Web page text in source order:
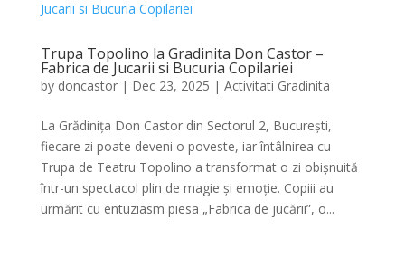
Trupa Topolino la Gradinita Don Castor –
Fabrica de Jucarii si Bucuria Copilariei
by doncastor| Dec 23, 2025 | Activitati Gradinita
La Grădinița Don Castor din Sectorul 2, București,
fiecare zi poate deveni o poveste, iar întâlnirea cu
Trupa de Teatru Topolino a transformat o zi obișnuită
într-un spectacol plin de magie și emoție. Copiii au
urmărit cu entuziasm piesa „Fabrica de jucării”, o...